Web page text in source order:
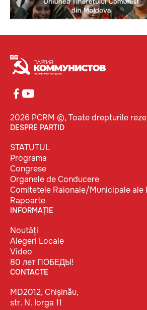
2026 PCRM ©, Toate drepturile
DESPRE PARTID
STATUTUL
Programa
Congrese
Organele de Conducere
Comitetele Raionale/Municipale ale
Rapoarte
INFORMAȚIE
Noutăți
Alegeri Locale
Video
80 лет ПОБЕДЫ!
CONTACTE
MD2012, Chișinău,
str. N. Iorga 11